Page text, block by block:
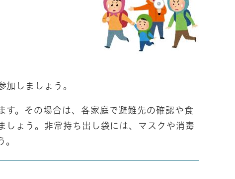
しましょう。
。その場合は、各家庭で避難先の確認や食
しょう。非常持ち出し袋には、マスクや消毒
。